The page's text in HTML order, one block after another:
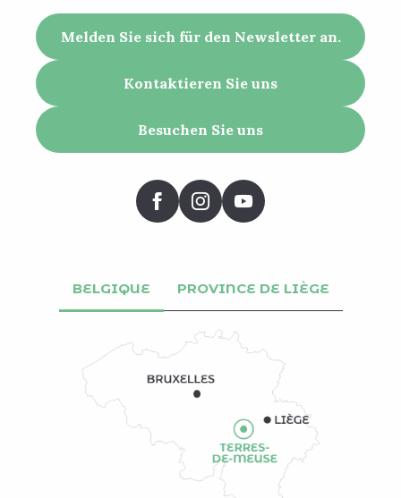
Melden Sie sich für den Newsletter an.
Kontaktieren Sie uns
Besuchen Sie uns
BELGIQUE PROVINCE DE LIÈGE